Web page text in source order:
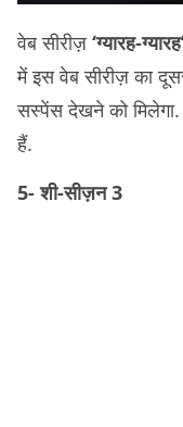
वेब सीरीज़ ‘ग्यारह-
में इस वेब सीरीज़ का
सस्पेंस देखने को मिलेगा.
हैं.
5- शी-सीज़न 3